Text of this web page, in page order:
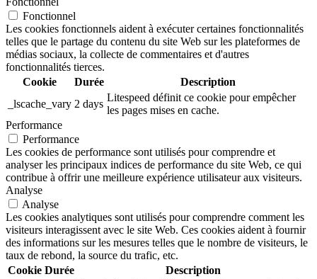
Fonctionnel
Les cookies fonctionnels aident à exécuter certaines fonctionnalités
telles que le partage du contenu du site Web sur les plateformes de
médias sociaux, la collecte de commentaires et d'autres
fonctionnalités tierces.
Cookie
Durée
Description
_lscache_vary 2 days
Litespeed définit ce cookie pour empêcher
les pages mises en cache.
Performance
Performance
Les cookies de performance sont utilisés pour comprendre et
analyser les principaux indices de performance du site Web, ce qui
contribue à offrir une meilleure expérience utilisateur aux visiteurs.
Analyse
Analyse
Les cookies analytiques sont utilisés pour comprendre comment les
visiteurs interagissent avec le site Web. Ces cookies aident à fournir
des informations sur les mesures telles que le nombre de visiteurs, le
taux de rebond, la source du trafic, etc.
Cookie Durée Description